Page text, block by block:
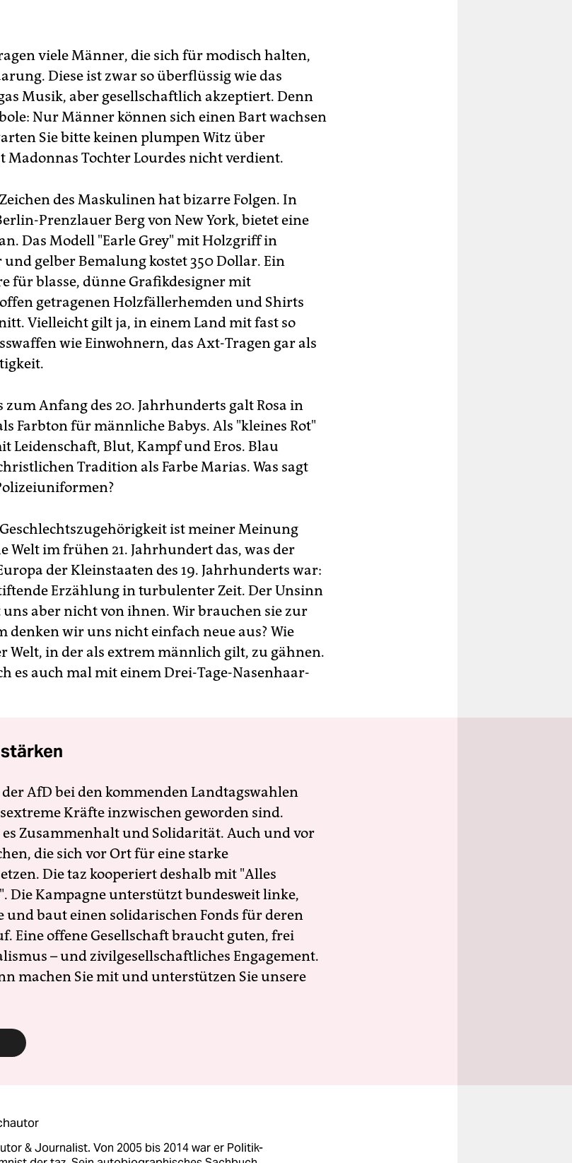
viele Männer, die sich für modisch halten,
Diese ist zwar so überflüssig wie das
Musik, aber gesellschaftlich akzeptiert. Denn
Nur Männer können sich einen Bart wachsen
Sie bitte keinen plumpen Witz über
Madonnas Tochter Lourdes nicht verdient.
des Maskulinen hat bizarre Folgen. In
Prenzlauer Berg von New York, bietet eine
Das Modell "Earle Grey" mit Holzgriff in
gelber Bemalung kostet 350 Dollar. Ein
für blasse, dünne Grafikdesigner mit
getragenen Holzfällerhemden und Shirts
Vielleicht gilt ja, in einem Land mit fast so
wie Einwohnern, das Axt-Tragen gar als
zum Anfang des 20. Jahrhunderts galt Rosa in
Farbton für männliche Babys. Als "kleines Rot"
Leidenschaft, Blut, Kampf und Eros. Blau
Tradition als Farbe Marias. Was sagt
ist meiner Meinung
Welt im frühen 21. Jahrhundert das, was der
der Kleinstaaten des 19. Jahrhunderts war:
Erzählung in turbulenter Zeit. Der Unsinn
uns aber nicht von ihnen. Wir brauchen sie zur
denken wir uns nicht einfach neue aus? Wie
Welt, in der als extrem männlich gilt, zu gähnen.
es auch mal mit einem Drei-Tage-Nasenhaar-
AfD bei den kommenden Landtagswahlen
Kräfte inzwischen geworden sind.
Zusammenhalt und Solidarität. Auch und vor
die sich vor Ort für eine starke
Die taz kooperiert deshalb mit "Alles
Die Kampagne unterstützt bundesweit linke,
und baut einen solidarischen Fonds für deren
Eine offene Gesellschaft braucht guten, frei
– und zivilgesellschaftliches Engagement.
machen Sie mit und unterstützen Sie unsere
& Journalist. Von 2005 bis 2014 war er Politik-